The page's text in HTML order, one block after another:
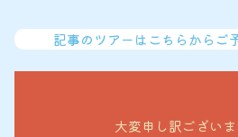
大変申し訳ございま